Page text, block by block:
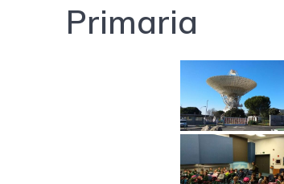
Primaria